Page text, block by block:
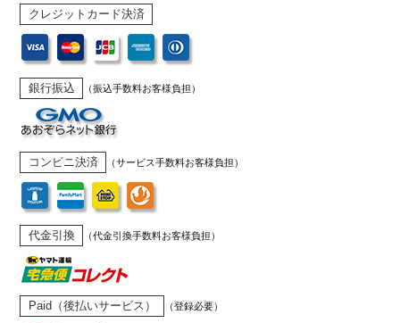
クレジットカード決済
銀行振込 （振込手数料お客様負担）
コンビニ決済 （サービス手数料お客様負担）
代金引換 （代金引換手数料お客様負担）
Paid（後払いサービス） （登録必要）